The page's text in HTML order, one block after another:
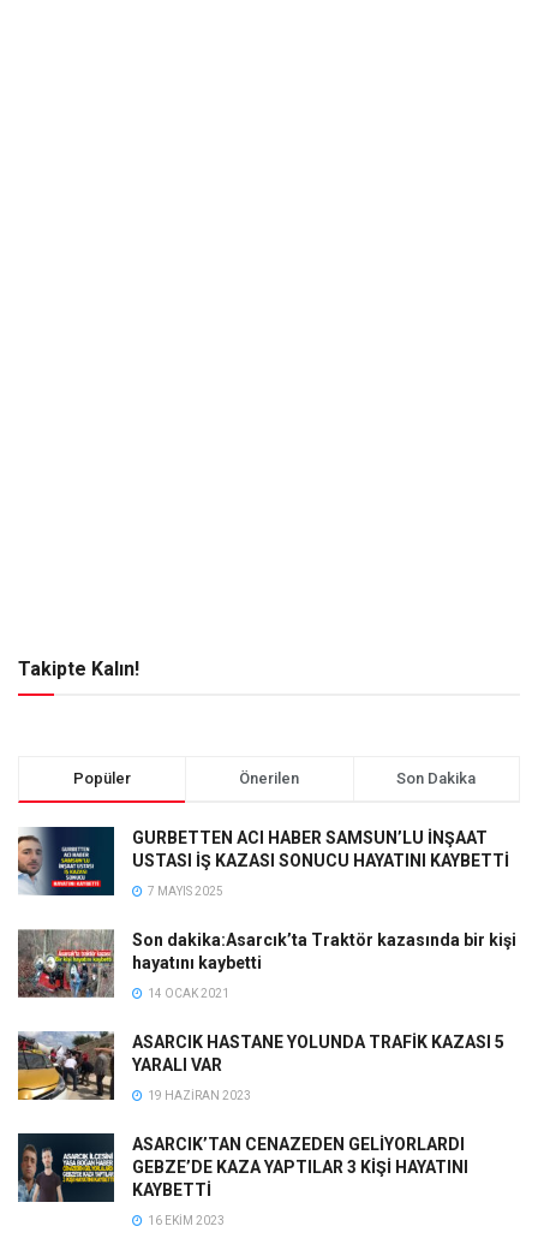
Takipte Kalın!
Popüler Önerilen Son Dakika
GURBETTEN ACI HABER SAMSUN’LU İNŞAAT
USTASI İŞ KAZASI SONUCU HAYATINI KAYBETTİ
7 MAYIS 2025
Son dakika:Asarcık’ta Traktör kazasında bir kişi
hayatını kaybetti
14 OCAK 2021
ASARCIK HASTANE YOLUNDA TRAFİK KAZASI 5
YARALI VAR
19 HAZIRAN 2023
ASARCIK’TAN CENAZEDEN GELİYORLARDI
GEBZE’DE KAZA YAPTILAR 3 KİŞİ HAYATINI
KAYBETTİ
16 EKIM 2023